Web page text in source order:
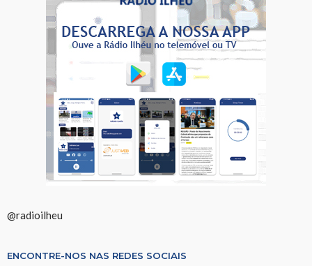
@radioilheu
ENCONTRE-NOS NAS REDES SOCIAIS